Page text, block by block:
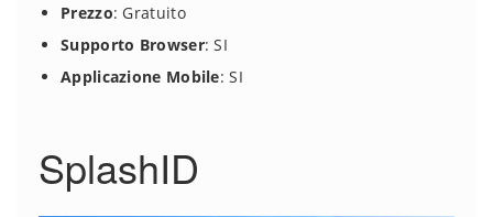
Prezzo: Gratuito
Supporto Browser: SI
Applicazione Mobile: SI
SplashID